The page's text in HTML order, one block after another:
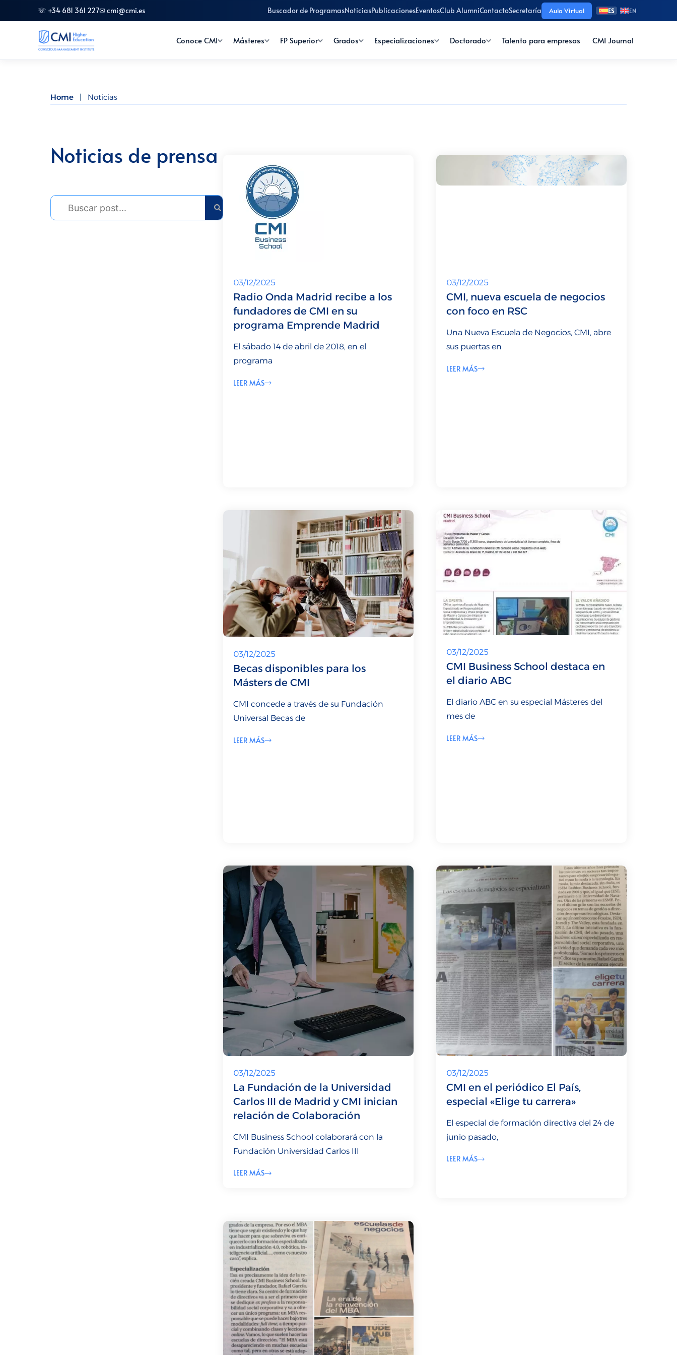
☏ +34 681 361 227✉ cmi@cmi.es Buscador de ProgramasNoticiasPublicacionesEventosClub AlumniContactoSecretaría Aula Virtual ES EN
Conoce CMI Másteres FP Superior Grados Especializaciones Doctorado Talento para empresas CMI Journal
Home | Noticias
Noticias de prensa
03/12/2025
Radio Onda Madrid recibe a los
fundadores de CMI en su
programa Emprende Madrid
El sábado 14 de abril de 2018, en el
programa
LEER MÁS
03/12/2025
CMI, nueva escuela de negocios
con foco en RSC
Una Nueva Escuela de Negocios, CMI, abre
sus puertas en
LEER MÁS
03/12/2025
Becas disponibles para los
Másters de CMI
CMI concede a través de su Fundación
Universal Becas de
LEER MÁS
03/12/2025
CMI Business School destaca en
el diario ABC
El diario ABC en su especial Másteres del
mes de
LEER MÁS
03/12/2025
La Fundación de la Universidad
Carlos III de Madrid y CMI inician
relación de Colaboración
CMI Business School colaborará con la
Fundación Universidad Carlos III
LEER MÁS
03/12/2025
CMI en el periódico El País,
especial «Elige tu carrera»
El especial de formación directiva del 24 de
junio pasado,
LEER MÁS